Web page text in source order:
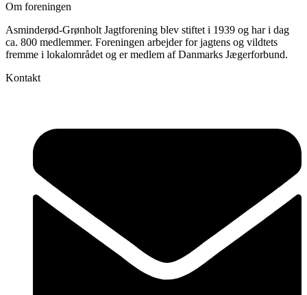
Om foreningen
Asminderød-Grønholt Jagtforening blev stiftet i 1939 og har i dag
ca. 800 medlemmer. Foreningen arbejder for jagtens og vildtets
fremme i lokalområdet og er medlem af Danmarks Jægerforbund.
Kontakt